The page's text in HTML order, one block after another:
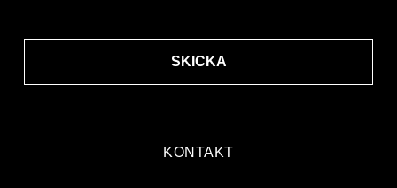
KONTAKT
SKICKA